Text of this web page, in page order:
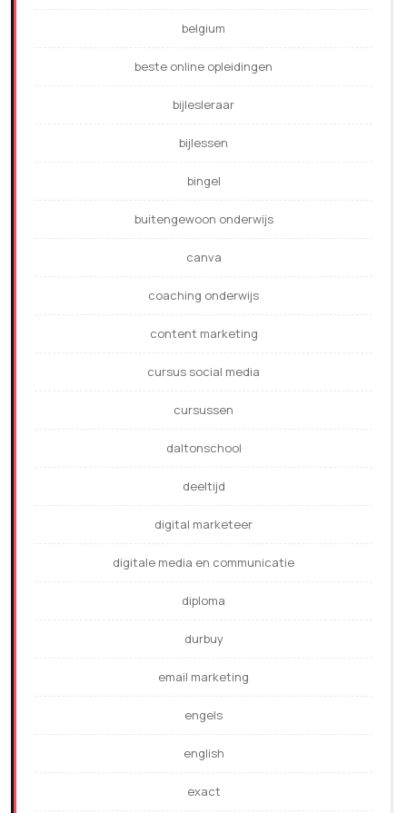
belgium
beste online opleidingen
bijlesleraar
bijlessen
bingel
buitengewoon onderwijs
canva
coaching onderwijs
content marketing
cursus social media
cursussen
daltonschool
deeltijd
digital marketeer
digitale media en communicatie
diploma
durbuy
email marketing
engels
english
exact